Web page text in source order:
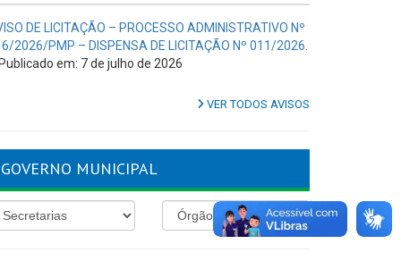
DE LICITAÇÃO – PROCESSO ADMINISTRATIVO Nº
2026/PMP – DISPENSA DE LICITAÇÃO Nº 011/2026.
Publicado em: 7 de julho de 2026
VER TODOS AVISOS
GOVERNO MUNICIPAL